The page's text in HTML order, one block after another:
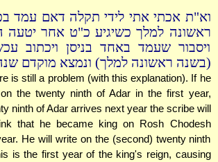
וא"ת אכתי אתי לידי תקלה דאם עמד
ראשונה למלך כשיגיע כ"ט אחר יטעה
ויסבור שעמד באחד בניסן ויכתוב
(בשנה ראשונה למלך) ונמצא מוקדם
is still a problem (with this explanation). If he
the twenty ninth of Adar in the first year,
ninth of Adar arrives next year the scribe will
that he became king on Rosh Chodesh
He will write on the (second) twenty ninth
is the first year of the king's reign, causing